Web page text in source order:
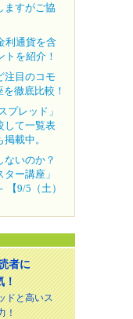
ますがご協
利通貨を含
を紹介！
注目のコモ
徹底比較！
プレッド」
して一覧表
載中。
ないのか？
ー講座」
【9/5（土）
者に
ドと高いス
！